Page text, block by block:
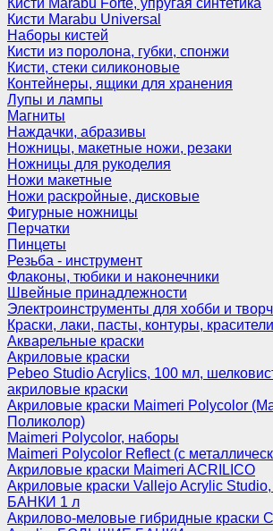
Кисти Marabu Forte, упругая синтетика
Кисти Marabu Universal
Наборы кистей
Кисти из поролона, губки, спонжи
Кисти, стеки силиконовые
Контейнеры, ящики для хранения
Лупы и лампы
Магниты
Наждачки, абразивы
Ножницы, макетные ножи, резаки
Ножницы для рукоделия
Ножи макетные
Ножи раскройные, дисковые
Фигурные ножницы
Перчатки
Пинцеты
Резьба - инструмент
Флаконы, тюбики и наконечники
Швейные принадлежности
Электроинструменты для хобби и
Краски, лаки, пасты, контуры,
Акварельные краски
Акриловые краски
Pebeo Studio Acrylics, 100 мл,
акриловые краски
Акриловые краски Maimeri Polycolor
Поликолор)
Maimeri Polycolor, наборы
Maimeri Polycolor Reflect (с
Акриловые краски Maimeri ACRILICO
Акриловые краски Vallejo Acrylic
БАНКИ 1 л
Акрилово-меловые гибридные краски